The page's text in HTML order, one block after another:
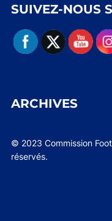
SUIVEZ-NOUS
ARCHIVES
© 2023 Commission
réservés.